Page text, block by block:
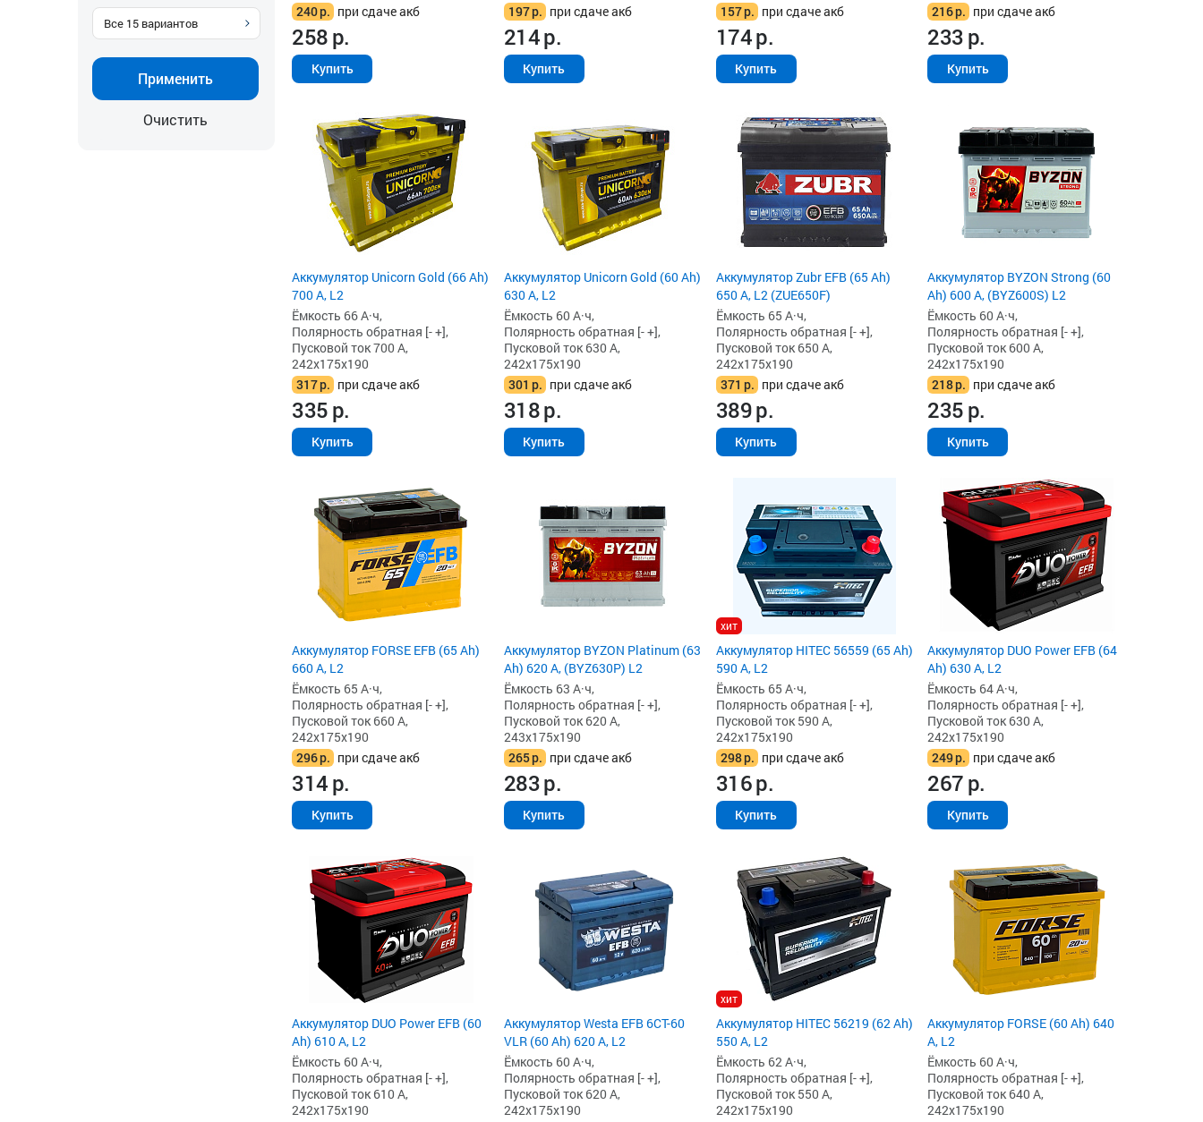
Все 15 вариантов
Применить
Очистить
240р. при сдаче акб
258р.
Купить
197р. при сдаче акб
214р.
Купить
157р. при сдаче акб
174р.
Купить
216р. при сдаче акб
233р.
Купить
Аккумулятор Unicorn Gold (66 Ah)
700 А, L2
Ёмкость 66 А·ч,
Полярность обратная [- +],
Пусковой ток 700 А,
242x175x190
317р. при сдаче акб
335р.
Купить
Аккумулятор Unicorn Gold (60 Ah)
630 А, L2
Ёмкость 60 А·ч,
Полярность обратная [- +],
Пусковой ток 630 А,
242x175x190
301 р. при сдаче акб
318р.
Купить
Аккумулятор Zubr EFB (65 Ah)
650 А, L2 (ZUE650F)
Ёмкость 65 А·ч,
Полярность обратная [- +],
Пусковой ток 650 А,
242x175x190
371 р. при сдаче акб
389р.
Купить
Аккумулятор BYZON Strong (60
Ah) 600 А, (BYZ600S) L2
Ёмкость 60 А·ч,
Полярность обратная [- +],
Пусковой ток 600 А,
242x175x190
218р. при сдаче акб
235р.
Купить
Аккумулятор FORSE EFB (65 Ah)
660 А, L2
Ёмкость 65 А·ч,
Полярность обратная [- +],
Пусковой ток 660 А,
242x175x190
296р. при сдаче акб
314р.
Купить
Аккумулятор BYZON Platinum (63
Ah) 620 А, (BYZ630P) L2
Ёмкость 63 А·ч,
Полярность обратная [- +],
Пусковой ток 620 А,
243x175x190
265р. при сдаче акб
283р.
Купить
хит
Аккумулятор HITEC 56559 (65 Ah)
590 А, L2
Ёмкость 65 А·ч,
Полярность обратная [- +],
Пусковой ток 590 А,
242x175x190
298р. при сдаче акб
316р.
Купить
Аккумулятор DUO Power EFB (64
Ah) 630 А, L2
Ёмкость 64 А·ч,
Полярность обратная [- +],
Пусковой ток 630 А,
242x175x190
249р. при сдаче акб
267р.
Купить
Аккумулятор DUO Power EFB (60
Ah) 610 А, L2
Ёмкость 60 А·ч,
Полярность обратная [- +],
Пусковой ток 610 А,
242x175x190
Аккумулятор Westa EFB 6СТ-60
VLR (60 Ah) 620 А, L2
Ёмкость 60 А·ч,
Полярность обратная [- +],
Пусковой ток 620 А,
242x175x190
хит
Аккумулятор HITEC 56219 (62 Ah)
550 А, L2
Ёмкость 62 А·ч,
Полярность обратная [- +],
Пусковой ток 550 А,
242x175x190
Аккумулятор FORSE (60 Ah) 640
А, L2
Ёмкость 60 А·ч,
Полярность обратная [- +],
Пусковой ток 640 А,
242x175x190